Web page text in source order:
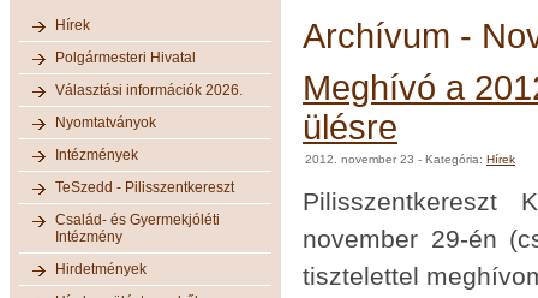
Hírek
Polgármesteri Hivatal
Választási információk 2026.
Nyomtatványok
Intézmények
TeSzedd - Pilisszentkereszt
Család- és Gyermekjóléti
Intézmény
Hirdetmények
Archívum -
Meghívó a
ülésre
2012. november 23 - Kategória: Hírek
Pilisszentkereszt
november 29-én
tisztelettel